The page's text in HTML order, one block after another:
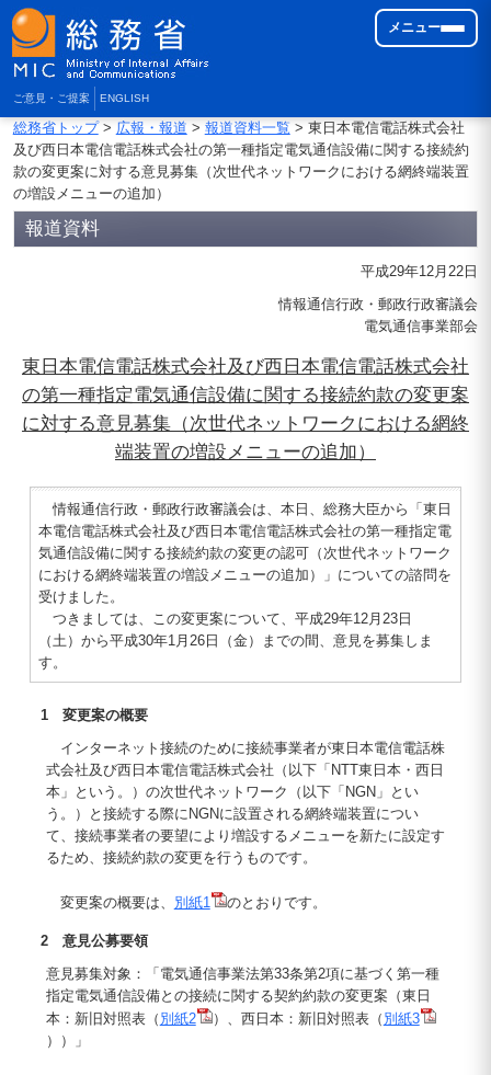
ご意見・ご提案 ENGLISH
メニュー
総務省トップ> 広報・報道 > 報道資料一覧> 東日本電信電話株式会社
及び西日本電信電話株式会社の第一種指定電気通信設備に関する接続約
款の変更案に対する意見募集（次世代ネットワークにおける網終端装置
の増設メニューの追加）
報道資料
平成29年12月22日
情報通信行政・郵政行政審議会
電気通信事業部会
東日本電信電話株式会社及び西日本電信電話株式会社
の第一種指定電気通信設備に関する接続約款の変更案
に対する意見募集（次世代ネットワークにおける網終
端装置の増設メニューの追加）
情報通信行政・郵政行政審議会は、本日、総務大臣から「東日
本電信電話株式会社及び西日本電信電話株式会社の第一種指定電
気通信設備に関する接続約款の変更の認可（次世代ネットワーク
における網終端装置の増設メニューの追加）」についての諮問を
受けました。
つきましては、この変更案について、平成29年12月23日
（土）から平成30年1月26日（金）までの間、意見を募集しま
す。
1 変更案の概要
インターネット接続のために接続事業者が東日本電信電話株
式会社及び西日本電信電話株式会社（以下「NTT東日本・西日
本」という。）の次世代ネットワーク（以下「NGN」とい
う。）と接続する際にNGNに設置される網終端装置につい
て、接続事業者の要望により増設するメニューを新たに設定す
るため、接続約款の変更を行うものです。
変更案の概要は、 別紙1 のとおりです。
2 意見公募要領
意見募集対象：「電気通信事業法第33条第2項に基づく第一種
指定電気通信設備との接続に関する契約約款の変更案（東日
本：新旧対照表（ 別紙2 ）、西日本：新旧対照表（ 別紙3
））」